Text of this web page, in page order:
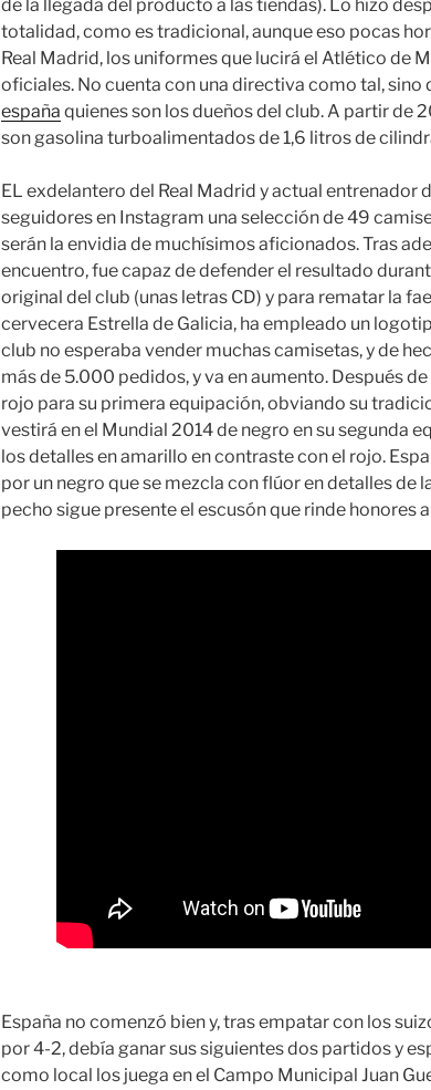
de la llegada del producto a las tiendas). Lo hizo
totalidad, como es tradicional, aunque eso pocas
Real Madrid, los uniformes que lucirá el Atlético de
oficiales. No cuenta con una directiva como tal, sino
españa quienes son los dueños del club. A partir de
son gasolina turboalimentados de 1,6 litros de
EL exdelantero del Real Madrid y actual entrenador
seguidores en Instagram una selección de 49
serán la envidia de muchísimos aficionados. Tras
encuentro, fue capaz de defender el resultado
original del club (unas letras CD) y para rematar la
cervecera Estrella de Galicia, ha empleado un
club no esperaba vender muchas camisetas, y de
más de 5.000 pedidos, y va en aumento. Después
rojo para su primera equipación, obviando su
vestirá en el Mundial 2014 de negro en su segunda
los detalles en amarillo en contraste con el rojo.
por un negro que se mezcla con flúor en detalles de
pecho sigue presente el escusón que rinde honores
España no comenzó bien y, tras empatar con los
por 4-2, debía ganar sus siguientes dos partidos y
como local los juega en el Campo Municipal Juan